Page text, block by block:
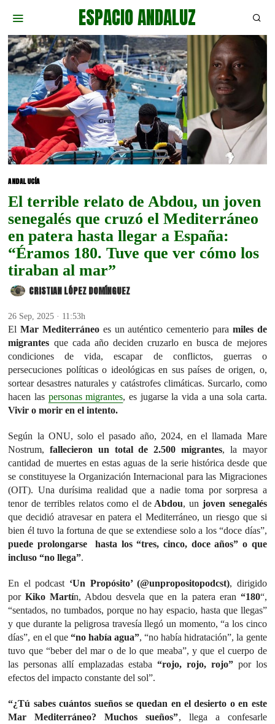
ESPACIO ANDALUZ
ANDALUCÍA
El terrible relato de Abdou, un joven
senegalés que cruzó el Mediterráneo
en patera hasta llegar a España:
“Éramos 180. Tuve que ver cómo los
tiraban al mar”
CRISTIAN LÓPEZ DOMÍNGUEZ
26 Sep, 2025 · 11:53h
ElMar Mediterráneo es un auténtico cementerio para miles de
migrantes que cada año deciden cruzarlo en busca de mejores
condiciones de vida, escapar de conflictos, guerras o
persecuciones políticas o ideológicas en sus países de origen, o,
sortear desastres naturales y catástrofes climáticas. Surcarlo, como
hacen las personas migrantes, es jugarse la vida a una sola carta.
Vivir o morir en el intento.
Según la ONU, solo el pasado año, 2024, en el llamada Mare
Nostrum,fallecieron un total de 2.500 migrantes, la mayor
cantidad de muertes en estas aguas de la serie histórica desde que
se constituyese la Organización Internacional para las Migraciones
(OIT). Una durísima realidad que a nadie toma por sorpresa a
tenor de terribles relatos como el deAbdou, un joven senegalés
que decidió atravesar en patera el Mediterráneo, un riesgo que si
bien él tuvo la fortuna de que se extendiese solo a los “doce días”,
puede prolongarse hasta los “tres, cinco, doce años” o que
incluso “no llega”.
En el podcast ‘Un Propósito’ (@unpropositopodcst), dirigido
porKiko Martín, Abdou desvela que en la patera eran “180“,
“sentados, no tumbados, porque no hay espacio, hasta que llegas”
y que durante la peligrosa travesía llegó un momento, “a los cinco
días”, en el que“no había agua”, “no había hidratación”, la gente
tuvo que “beber del mar o de lo que meaba”, y que el cuerpo de
las personas allí emplazadas estaba “rojo, rojo, rojo”por los
efectos del impacto constante del sol”.
“¿Tú sabes cuántos sueños se quedan en el desierto o en este
Mar Mediterráneo? Muchos sueños”, llega a confesarle